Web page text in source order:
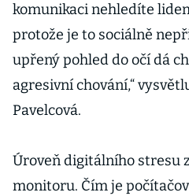
komunikaci nehledíte
protože je to sociálně
upřený pohled do očí dá
agresivní chování,“
Pavelcová.
Úroveň digitálního stresu
monitoru. Čím je